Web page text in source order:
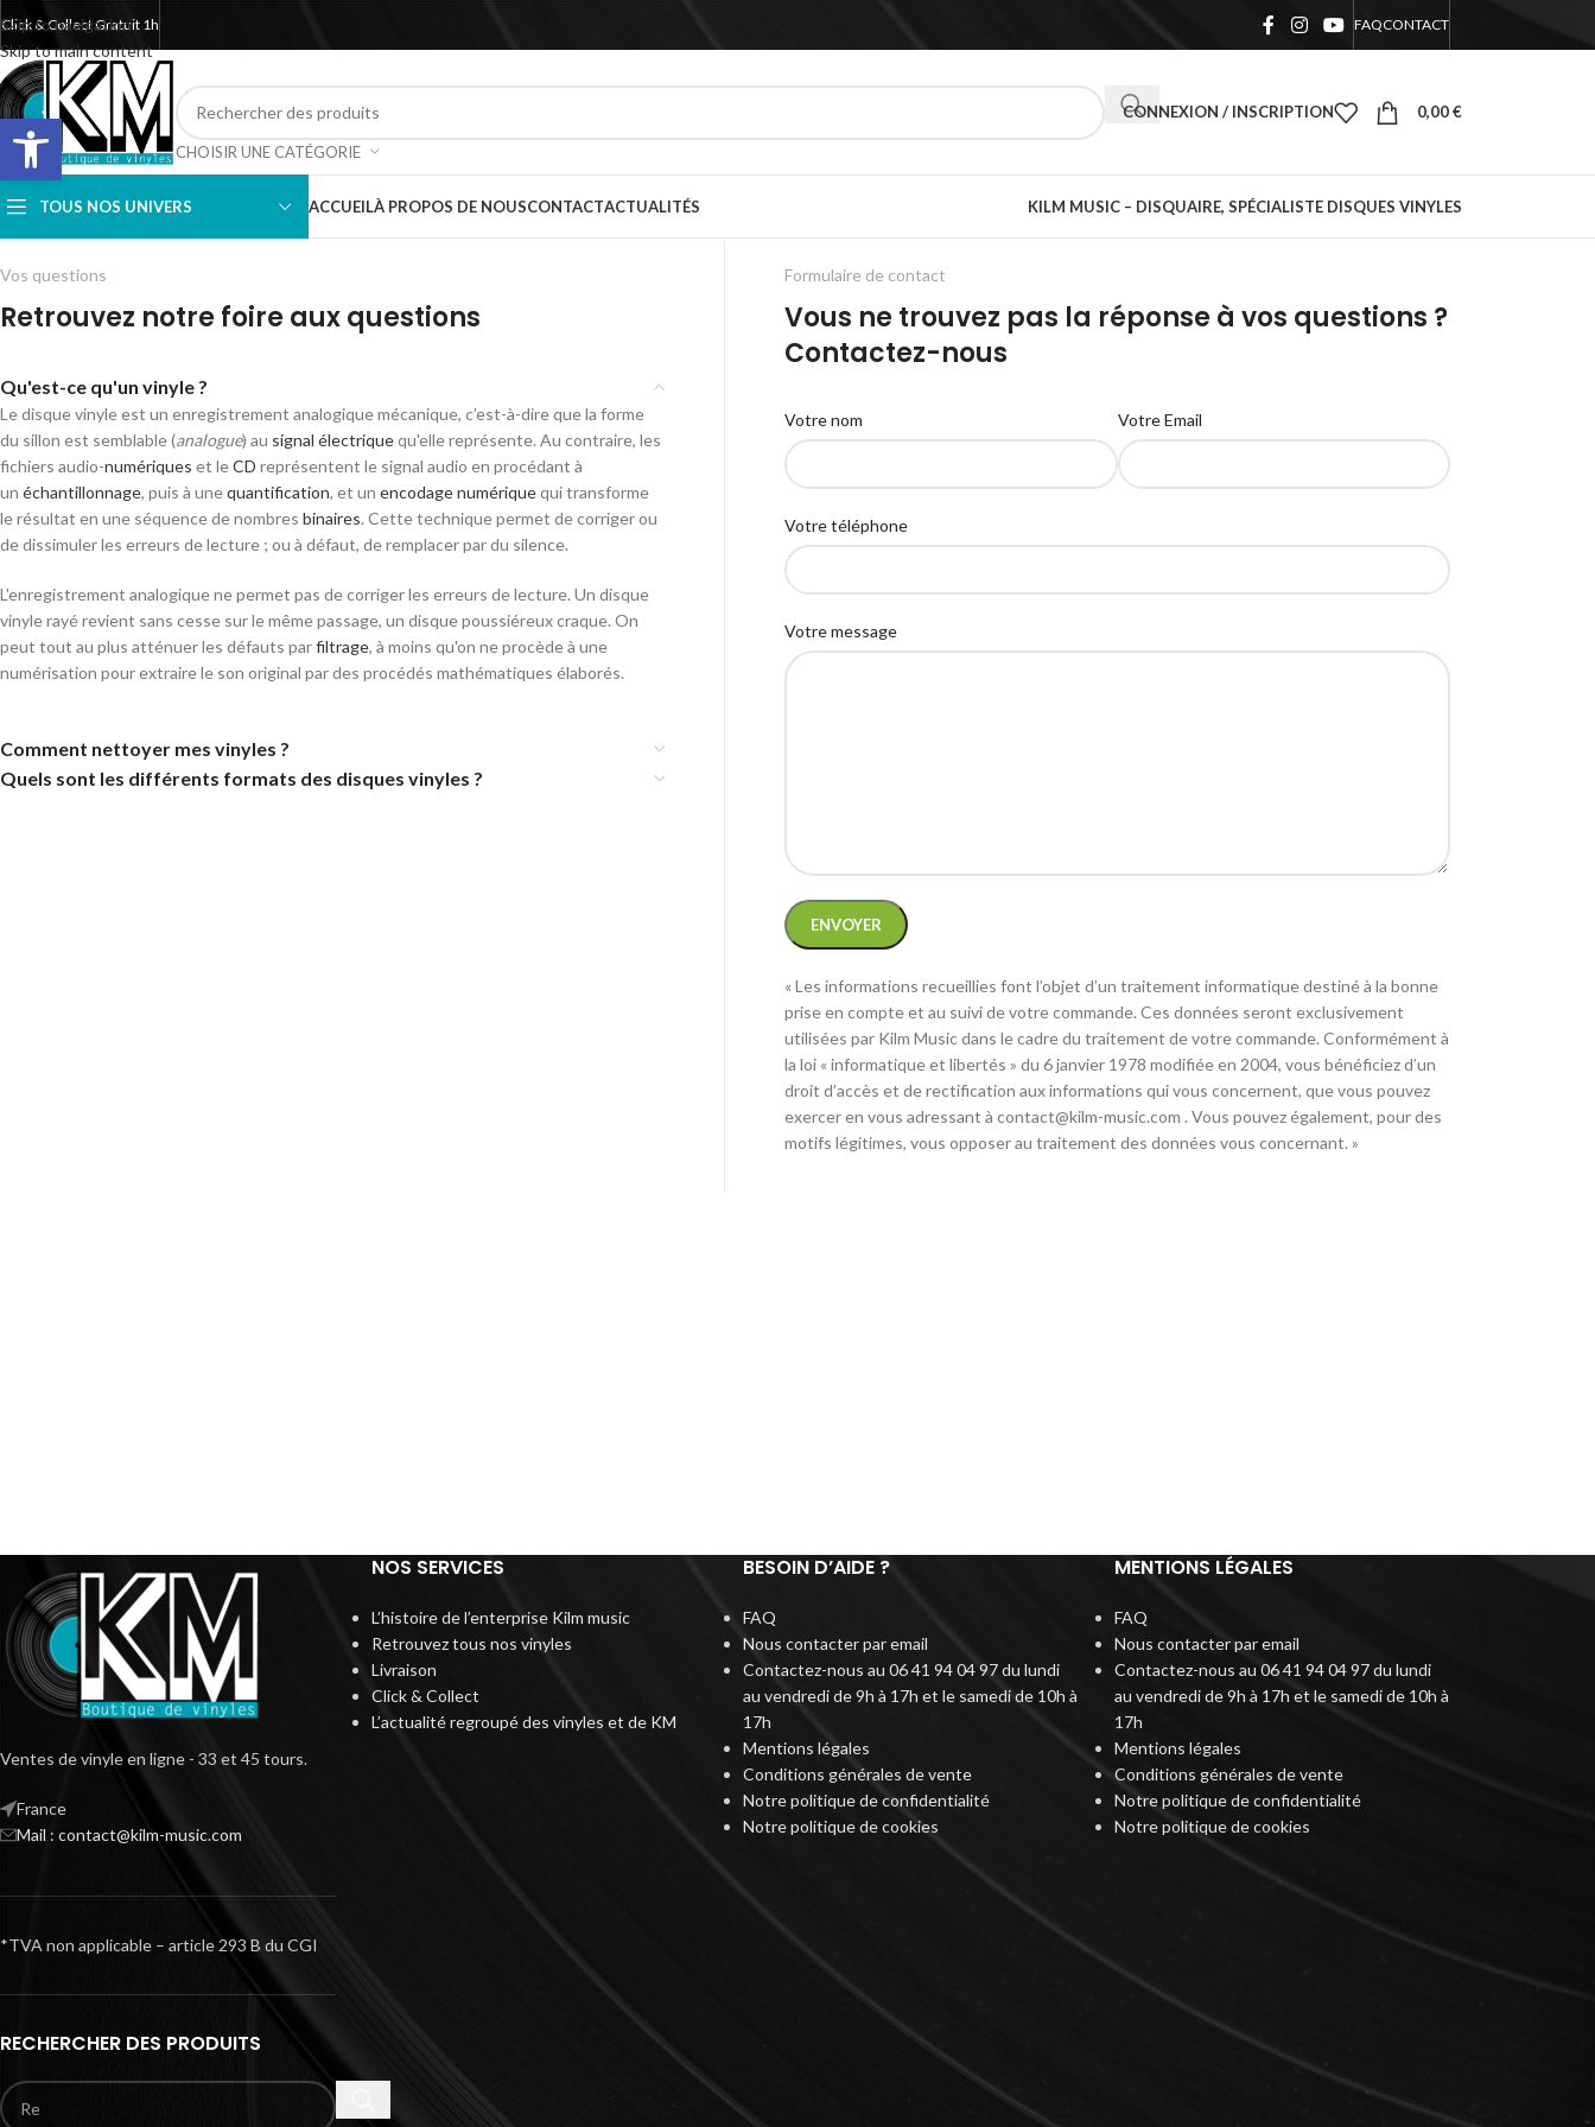
Ouvrir la barre d’outils
Skip to navigation
Skip to main content
Click & Collect Gratuit 1h FAQCONTACT
CHOISIR UNE CATÉGORIE
CONNEXION / INSCRIPTION 0,00€
TOUS NOS UNIVERS ACCUEILÀ PROPOS DE NOUSCONTACTACTUALITÉS KILM MUSIC – DISQUAIRE, SPÉCIALISTE DISQUES VINYLES
Vos questions
Retrouvez notre foire aux questions
Qu'est-ce qu'un vinyle ?
Le disque vinyle est un enregistrement analogique mécanique, c’est-à-dire que la forme
du sillon est semblable (analogue) au signal électriquequ'elle représente. Au contraire, les
fichiers audio-numériques et leCD représentent le signal audio en procédant à
un échantillonnage, puis à unequantification, et un encodage numériquequi transforme
le résultat en une séquence de nombres binaires. Cette technique permet de corriger ou
de dissimuler les erreurs de lecture ; ou à défaut, de remplacer par du silence.
L'enregistrement analogique ne permet pas de corriger les erreurs de lecture. Un disque
vinyle rayé revient sans cesse sur le même passage, un disque poussiéreux craque. On
peut tout au plus atténuer les défauts parfiltrage, à moins qu'on ne procède à une
numérisation pour extraire le son original par des procédés mathématiques élaborés.
Comment nettoyer mes vinyles ?
Quels sont les différents formats des disques vinyles ?
Formulaire de contact
Vous ne trouvez pas la réponse à vos questions ?
Contactez-nous
Votre nom Votre Email
Votre téléphone
Votre message
« Les informations recueillies font l’objet d’un traitement informatique destiné à la bonne
prise en compte et au suivi de votre commande. Ces données seront exclusivement
utilisées par Kilm Music dans le cadre du traitement de votre commande. Conformément à
la loi « informatique et libertés » du 6 janvier 1978 modifiée en 2004, vous bénéficiez d’un
droit d’accès et de rectification aux informations qui vous concernent, que vous pouvez
exercer en vous adressant à contact@kilm-music.com . Vous pouvez également, pour des
motifs légitimes, vous opposer au traitement des données vous concernant. »
Ventes de vinyle en ligne - 33 et 45 tours.
France
Mail : contact@kilm-music.com
*TVA non applicable – article 293 B du CGI
RECHERCHER DES PRODUITS
NOS SERVICES
L’histoire de l’enterprise Kilm music
Retrouvez tous nos vinyles
Livraison
Click & Collect
L’actualité regroupé des vinyles et de KM
BESOIN D’AIDE ?
FAQ
Nous contacter par email
Contactez-nous au 06 41 94 04 97 du lundi
au vendredi de 9h à 17h et le samedi de 10h à
17h
Mentions légales
Conditions générales de vente
Notre politique de confidentialité
Notre politique de cookies
MENTIONS LÉGALES
FAQ
Nous contacter par email
Contactez-nous au 06 41 94 04 97 du lundi
au vendredi de 9h à 17h et le samedi de 10h à
17h
Mentions légales
Conditions générales de vente
Notre politique de confidentialité
Notre politique de cookies